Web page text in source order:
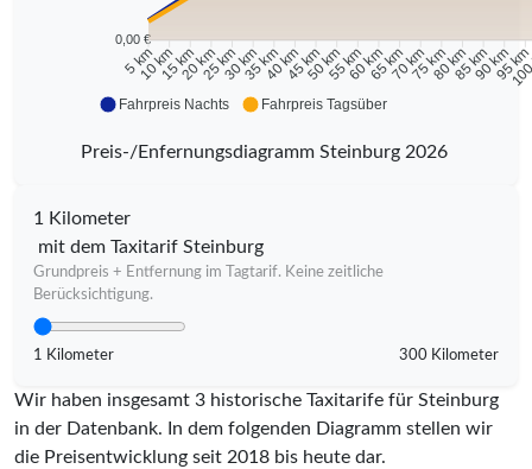
0,00 €
5 km
10 km15 km20 km25 km30 km35 km40 km45 km50 km55 km60 km65 km70 km75 km80 km85 km90 km95 km
Fahrpreis Nachts Fahrpreis Tagsüber
Preis-/Enfernungsdiagramm Steinburg 2026
1 Kilometer
mit dem Taxitarif Steinburg
Grundpreis + Entfernung im Tagtarif. Keine zeitliche
Berücksichtigung.
1 Kilometer 300 Kilometer
Wir haben insgesamt 3 historische Taxitarife für Steinburg
in der Datenbank. In dem folgenden Diagramm stellen wir
die Preisentwicklung seit 2018 bis heute dar.